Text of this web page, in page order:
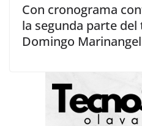
Con cronograma
la segunda parte del
Domingo